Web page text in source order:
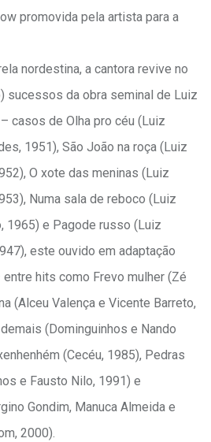
promovida pela artista para a
nordestina, a cantora revive no
sucessos da obra seminal de Luiz
casos de Olha pro céu (Luiz
1951), São João na roça (Luiz
O xote das meninas (Luiz
Numa sala de reboco (Luiz
1965) e Pagode russo (Luiz
este ouvido em adaptação
hits como Frevo mulher (Zé
(Alceu Valença e Vicente Barreto,
(Dominguinhos e Nando
(Cecéu, 1985), Pedras
e Fausto Nilo, 1991) e
Gondim, Manuca Almeida e
2000).